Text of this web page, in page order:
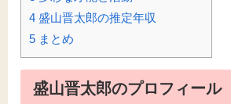
4 盛山晋太郎の推定年収
5 まとめ
盛山晋太郎のプロフィール